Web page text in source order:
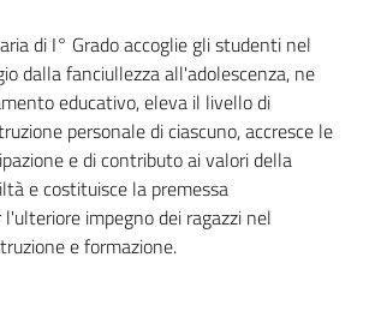
di I° Grado accoglie gli studenti nel
dalla fanciullezza all'adolescenza, ne
educativo, eleva il livello di
personale di ciascuno, accresce le
e di contributo ai valori della
e costituisce la premessa
impegno dei ragazzi nel
e formazione.